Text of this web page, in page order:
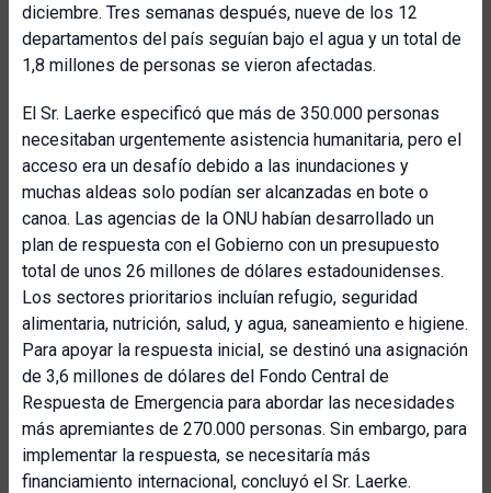
diciembre. Tres semanas después, nueve de los 12
departamentos del país seguían bajo el agua y un total de
1,8 millones de personas se vieron afectadas.
El Sr. Laerke especificó que más de 350.000 personas
necesitaban urgentemente asistencia humanitaria, pero el
acceso era un desafío debido a las inundaciones y
muchas aldeas solo podían ser alcanzadas en bote o
canoa. Las agencias de la ONU habían desarrollado un
plan de respuesta con el Gobierno con un presupuesto
total de unos 26 millones de dólares estadounidenses.
Los sectores prioritarios incluían refugio, seguridad
alimentaria, nutrición, salud, y agua, saneamiento e higiene.
Para apoyar la respuesta inicial, se destinó una asignación
de 3,6 millones de dólares del Fondo Central de
Respuesta de Emergencia para abordar las necesidades
más apremiantes de 270.000 personas. Sin embargo, para
implementar la respuesta, se necesitaría más
financiamiento internacional, concluyó el Sr. Laerke.